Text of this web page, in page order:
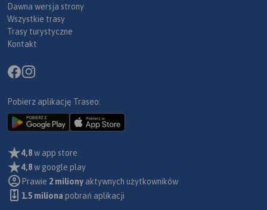
Dawna wersja strony
Wszystkie trasy
Trasy turystyczne
Kontakt
Pobierz aplikację Traseo:
4,8w app store
4,8w google play
Prawie 2 miliony aktywnych użytkowników
1.5 miliona pobrań aplikacji